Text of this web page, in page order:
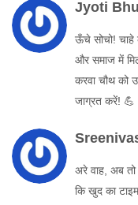
Jyoti
ऊँचे सोचो! चाहे
और समाज में
करवा चौथ को
जाग्रत करें! 💪
अरे वाह, अब तो
कि खुद का